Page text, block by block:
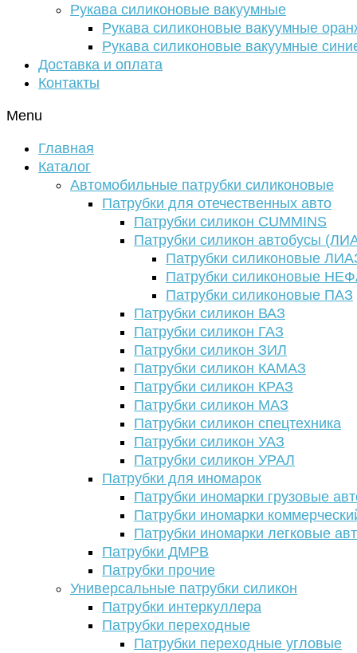
Рукава силиконовые вакуумные
Рукава силиконовые вакуумные
Рукава силиконовые вакуумные
Доставка и оплата
Контакты
Menu
Главная
Каталог
Автомобильные патрубки силиконовые
Патрубки для отечественных авто
Патрубки силикон CUMMINS
Патрубки силикон автобусы
Патрубки силиконовые
Патрубки силиконовые
Патрубки силиконовые ПАЗ
Патрубки силикон ВАЗ
Патрубки силикон ГАЗ
Патрубки силикон ЗИЛ
Патрубки силикон КАМАЗ
Патрубки силикон КРАЗ
Патрубки силикон МАЗ
Патрубки силикон спецтехника
Патрубки силикон УАЗ
Патрубки силикон УРАЛ
Патрубки для иномарок
Патрубки иномарки грузовые
Патрубки иномарки
Патрубки иномарки легковые
Патрубки ДМРВ
Патрубки прочие
Универсальные патрубки силикон
Патрубки интеркуллера
Патрубки переходные
Патрубки переходные угловые